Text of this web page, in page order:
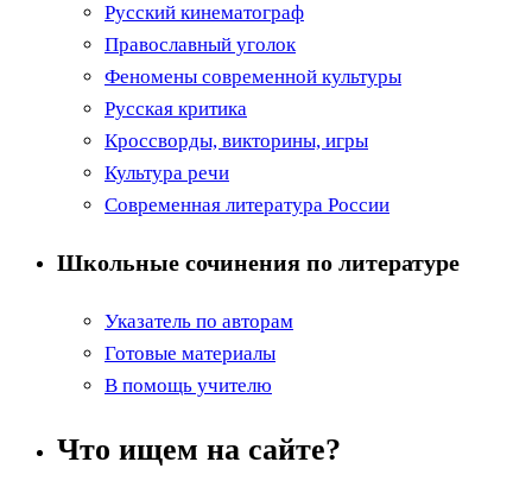
Русский кинематограф
Православный уголок
Феномены современной культуры
Русская критика
Кроссворды, викторины, игры
Культура речи
Современная литература России
Школьные сочинения по литературе
Указатель по авторам
Готовые материалы
В помощь учителю
Что ищем на сайте?